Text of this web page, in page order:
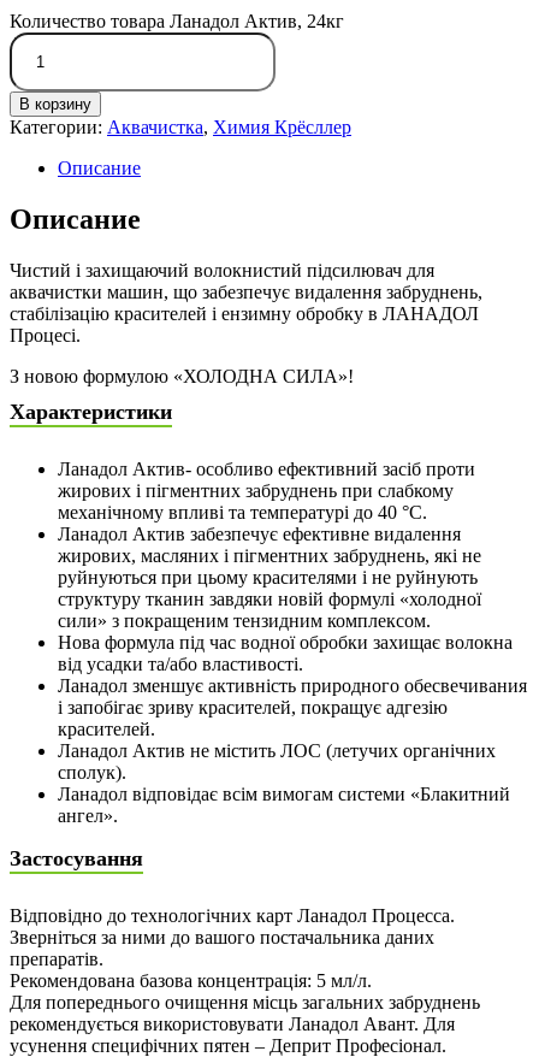
Количество товара Ланадол Актив, 24кг
В корзину
Категории: Аквачистка, Химия Крёсллер
Описание
Описание
Чистий і захищаючий волокнистий підсилювач для
аквачистки машин, що забезпечує видалення забруднень,
стабілізацію красителей і ензимну обробку в ЛАНАДОЛ
Процесі.
З новою формулою «ХОЛОДНА СИЛА»!
Характеристики
Ланадол Актив- особливо ефективний засіб проти
жирових і пігментних забруднень при слабкому
механічному впливі та температурі до 40 °С.
Ланадол Актив забезпечує ефективне видалення
жирових, масляних і пігментних забруднень, які не
руйнуються при цьому красителями і не руйнують
структуру тканин завдяки новій формулі «холодної
сили» з покращеним тензидним комплексом.
Нова формула під час водної обробки захищає волокна
від усадки та/або властивості.
Ланадол зменшує активність природного обесвечивания
і запобігає зриву красителей, покращує адгезію
красителей.
Ланадол Актив не містить ЛОС (летучих органічних
сполук).
Ланадол відповідає всім вимогам системи «Блакитний
ангел».
Застосування
Відповідно до технологічних карт Ланадол Процесса.
Зверніться за ними до вашого постачальника даних
препаратів.
Рекомендована базова концентрація: 5 мл/л.
Для попереднього очищення місць загальних забруднень
рекомендується використовувати Ланадол Авант. Для
усунення специфічних пятен – Деприт Професіонал.